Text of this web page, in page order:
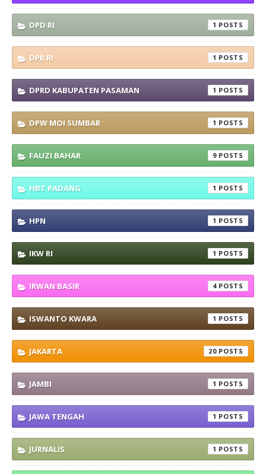
DPD RI 1
DPR RI 1
DPRD KABUPATEN PASAMAN 1
DPW MOI SUMBAR 1
FAUZI BAHAR 9
HBT PADANG 1
HPN 1
IKW RI 1
IRWAN BASIR 4
ISWANTO KWARA 1
JAKARTA 20
JAMBI 1
JAWA TENGAH 1
JURNALIS 1